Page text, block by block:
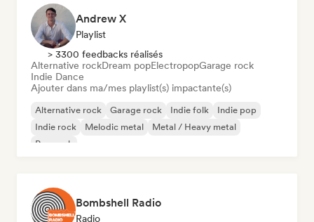
Andrew X
Playlist
> 3300 feedbacks réalisés
Alternative rockDream popElectropopGarage rock
Indie Dance
Ajouter dans ma/mes playlist(s) impactante(s)
Alternative rock Garage rock Indie folk
Indie pop
Indie rock
Melodic metal
Metal / Heavy metal
Pop rock
Bombshell Radio
Radio